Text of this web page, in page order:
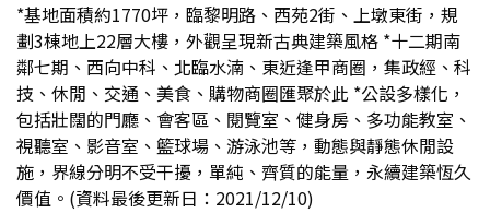
*基地面積約1770坪，臨黎明路、西苑2街、上墩東街，規
劃3棟地上22層大樓，外觀呈現新古典建築風格 *十二期南
鄰七期、西向中科、北臨水湳、東近逢甲商圈，集政經、科
技、休閒、交通、美食、購物商圈匯聚於此 *公設多樣化，
包括壯闊的門廳、會客區、閱覽室、健身房、多功能教室、
視聽室、影音室、籃球場、游泳池等，動態與靜態休閒設
施，界線分明不受干擾，單純、齊質的能量，永續建築恆久
價值。(資料最後更新日：2021/12/10)